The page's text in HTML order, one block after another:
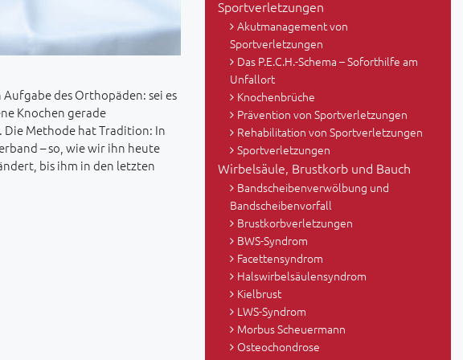
des Orthopäden: sei es
Knochen gerade
Die Methode hat Tradition: In
– so, wie wir ihn heute
bis ihm in den letzten
Sportverletzungen
Akutmanagement von
Sportverletzungen
Das P.E.C.H.-Schema – Soforthilfe am
Unfallort
Knochenbrüche
Prävention von Sportverletzungen
Rehabilitation von Sportverletzungen
Sportverletzungen
Wirbelsäule, Brustkorb und Bauch
Bandscheibenverwölbung und
Bandscheibenvorfall
Brustkorbverletzungen
BWS-Syndrom
Facettensyndrom
Halswirbelsäulensyndrom
Kielbrust
LWS-Syndrom
Morbus Scheuermann
Osteochondrose